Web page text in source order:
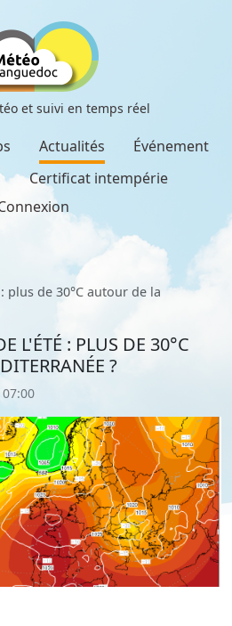
et suivi en temps réel
Actualités
Événement
Certificat intempérie
plus de 30°C autour de la
L'ÉTÉ : PLUS DE 30°C
?